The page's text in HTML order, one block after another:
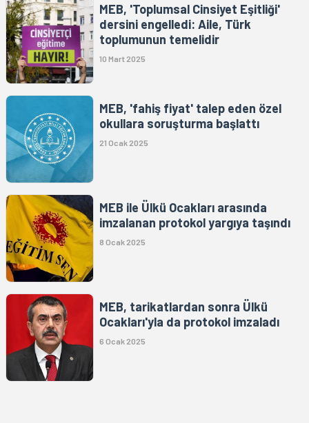
MEB, 'Toplumsal Cinsiyet Eşitliği'
dersini engelledi: Aile, Türk
toplumunun temelidir
10 Mart 2025
MEB, 'fahiş fiyat' talep eden özel
okullara soruşturma başlattı
21 Ocak 2025
MEB ile Ülkü Ocakları arasında
imzalanan protokol yargıya taşındı
8 Ocak 2025
MEB, tarikatlardan sonra Ülkü
Ocakları'yla da protokol imzaladı
6 Ocak 2025